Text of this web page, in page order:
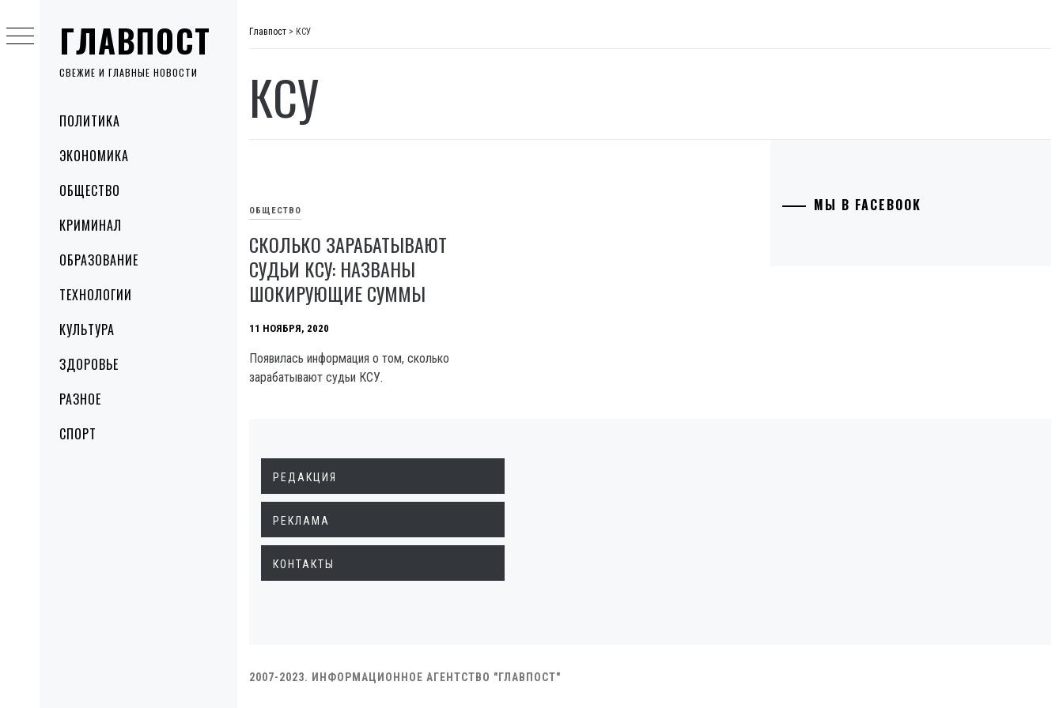
ГЛАВПОСТ
СВЕЖИЕ И ГЛАВНЫЕ НОВОСТИ
MenuПОЛИТИКА
ЭКОНОМИКА
ОБЩЕСТВО
КРИМИНАЛ
ОБРАЗОВАНИЕ
ТЕХНОЛОГИИ
КУЛЬТУРА
ЗДОРОВЬЕ
РАЗНОЕ
СПОРТ
to
content
Главпост > КСУ
КСУ
ОБЩЕСТВО
СКОЛЬКО ЗАРАБАТЫВАЮТ
СУДЬИ КСУ: НАЗВАНЫ
ШОКИРУЮЩИЕ СУММЫ
11 НОЯБРЯ, 2020
Появилась информация о том, сколько
зарабатывают судьи КСУ.
МЫ В FACEBOOK
РЕДАКЦИЯ
РЕКЛАМА
КОНТАКТЫ
2007-2023. ИНФОРМАЦИОННОЕ АГЕНТСТВО "ГЛАВПОСТ"